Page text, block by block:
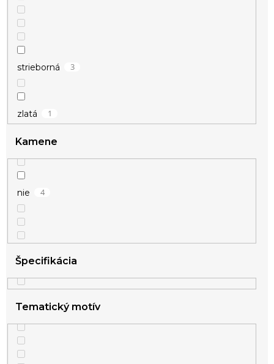
strieborná 3
zlatá 1
Kamene
nie 4
Špecifikácia
Tematický motív